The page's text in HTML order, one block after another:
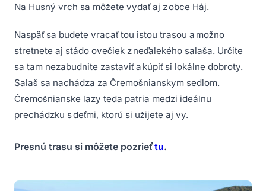
Na Husný vrch sa môžete vydať aj z obce Háj.
Naspäť sa budete vracať tou istou trasou a možno
stretnete aj stádo ovečiek z neďalekého salaša. Určite
sa tam nezabudnite zastaviť a kúpiť si lokálne dobroty.
Salaš sa nachádza za Čremošnianskym sedlom.
Čremošnianske lazy teda patria medzi ideálnu
prechádzku s deťmi, ktorú si užijete aj vy.
Presnú trasu si môžete pozrieťtu.